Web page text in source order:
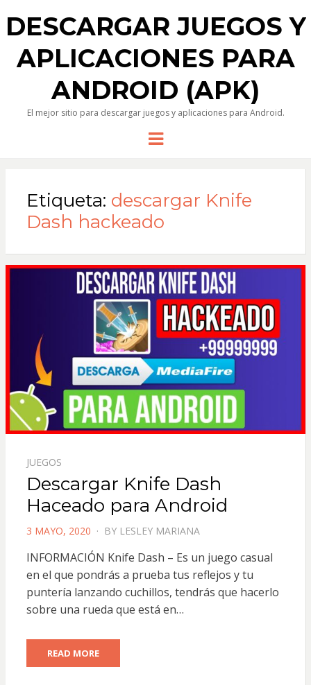
DESCARGAR JUEGOS Y
APLICACIONES PARA
ANDROID (APK)
El mejor sitio para descargar juegos y aplicaciones para Android.
Menu
Etiqueta: descargar Knife
Dash hackeado
JUEGOS
Descargar Knife Dash
Haceado para Android
POSTED
3 MAYO, 2020 BY LESLEY MARIANA
INFORMACIÓN Knife Dash – Es un juego casual
en el que pondrás a prueba tus reflejos y tu
puntería lanzando cuchillos, tendrás que hacerlo
sobre una rueda que está en…
READ MORE